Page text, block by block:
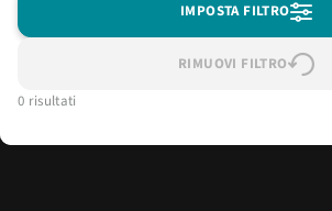
IMPOSTA FILTRO
RIMUOVI FILTRO
0 risultati